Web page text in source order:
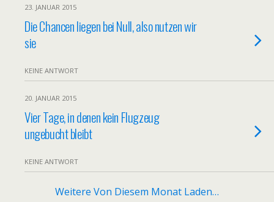
23. JANUAR 2015
Die Chancen liegen bei Null, also nutzen wir
sie
KEINE ANTWORT
20. JANUAR 2015
Vier Tage, in denen kein Flugzeug
ungebucht bleibt
KEINE ANTWORT
Weitere Von Diesem Monat Laden…